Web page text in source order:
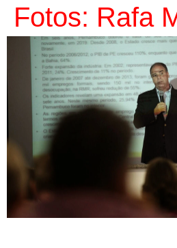
Fotos: Rafa